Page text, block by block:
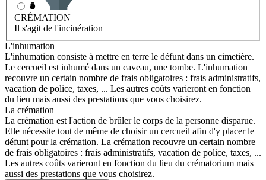
CRÉMATION
Il s'agit de l'incinération
L'inhumation
L'inhumation consiste à mettre en terre le défunt dans un cimetière.
Le cercueil est inhumé dans un caveau, une tombe. L'inhumation
recouvre un certain nombre de frais obligatoires : frais administratifs,
vacation de police, taxes, ... Les autres coûts varieront en fonction
du lieu mais aussi des prestations que vous choisirez.
La crémation
La crémation est l'action de brûler le corps de la personne disparue.
Elle nécessite tout de même de choisir un cercueil afin d'y placer le
défunt pour la crémation. La crémation recouvre un certain nombre
de frais obligatoires : frais administratifs, vacation de police, taxes, ...
Les autres coûts varieront en fonction du lieu du crématorium mais
aussi des prestations que vous choisirez.